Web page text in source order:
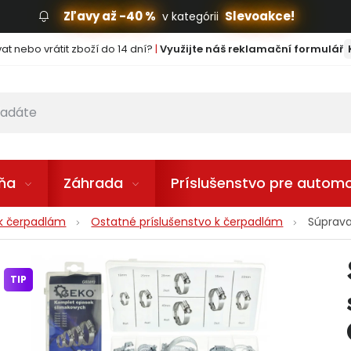
Zľavy až -40 % v kategórii Slevoakce!
nebo vrátit zboží do 14 dní? | Využijte náš reklamační formulář
Záhrada Príslušenstvo pre
čerpadlám Ostatné príslušenstvo k čerpadlám
TIP